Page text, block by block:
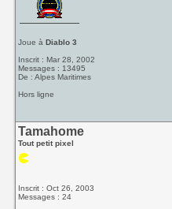
Joue àDiablo 3
Inscrit : Mar 28, 2002
Messages : 13495
De : Alpes Maritimes
Hors ligne
Tamahome
Tout petit pixel
Inscrit : Oct 26, 2003
Messages : 24